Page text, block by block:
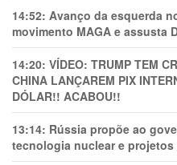
14:52: Avanço da esquerda
movimento MAGA e assusta
14:20: VÍDEO: TRUMP TEM
CHINA LANÇAREM PIX
DÓLAR!! ACABOU!!
13:14: Rússia propõe ao
tecnologia nuclear e projetos